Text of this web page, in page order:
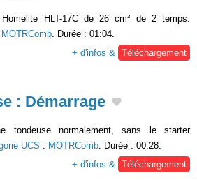
Homelite HLT-17C de 26 cm³ de 2 temps.
MOTRComb. Durée : 01:04.
+ d'infos & Téléchargement
: Démarrage
tondeuse normalement, sans le starter
UCS : MOTRComb. Durée : 00:28.
+ d'infos & Téléchargement